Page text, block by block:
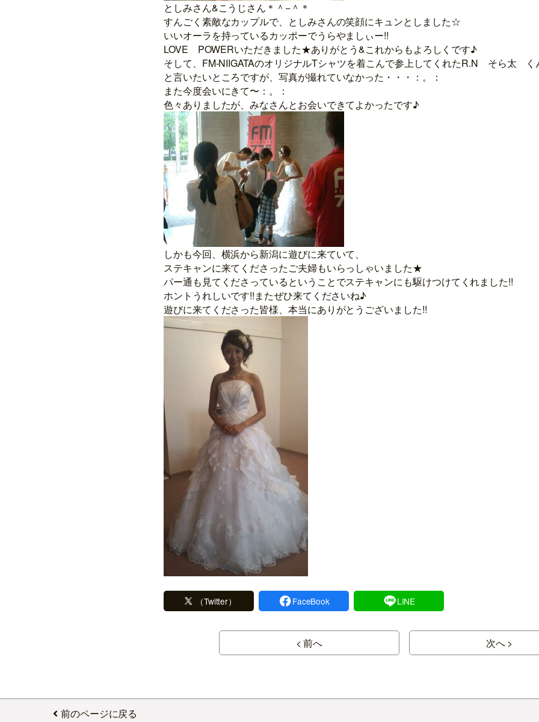
としみさん&こうじさん＊＾−＾＊
すんごく素敵なカップルで、としみさんの笑顔にキュンとしました☆
いいオーラを持っているカッポーでうらやましぃー!!
LOVE POWERいただきました★ありがとう&これからもよろしくです♪
そして、FM-NIIGATAのオリジナルTシャツを着こんで参上してくれたR.N そら太 く
と言いたいところですが、写真が撮れていなかった・・・：。：
また今度会いにきて〜：。：
色々ありましたが、みなさんとお会いできてよかったです♪
しかも今回、横浜から新潟に遊びに来ていて、
ステキャンに来てくださったご夫婦もいらっしゃいました★
パー通も見てくださっているということでステキャンにも駆けつけてくれました!!
ホントうれしいです!!またぜひ来てくださいね♪
遊びに来てくださった皆様、本当にありがとうございました!!
（Twitter） FaceBook LINE
< 前へ 次へ >
前のページに戻る